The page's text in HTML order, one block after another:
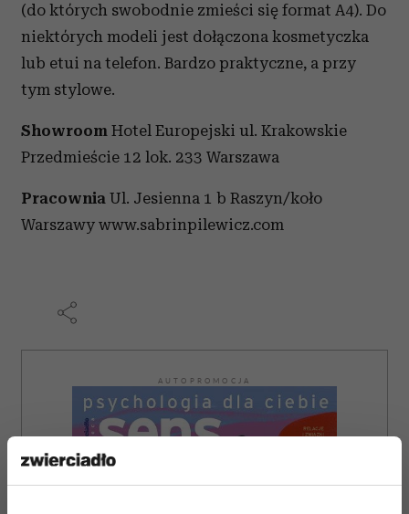
(do których swobodnie zmieści się format A4). Do
niektórych modeli jest dołączona kosmetyczka
lub etui na telefon. Bardzo praktyczne, a przy
tym stylowe.
Showroom Hotel Europejski ul. Krakowskie
Przedmieście 12 lok. 233 Warszawa
Pracownia Ul. Jesienna 1 b Raszyn/koło
Warszawy www.sabrinpilewicz.com
AUTOPROMOCJA